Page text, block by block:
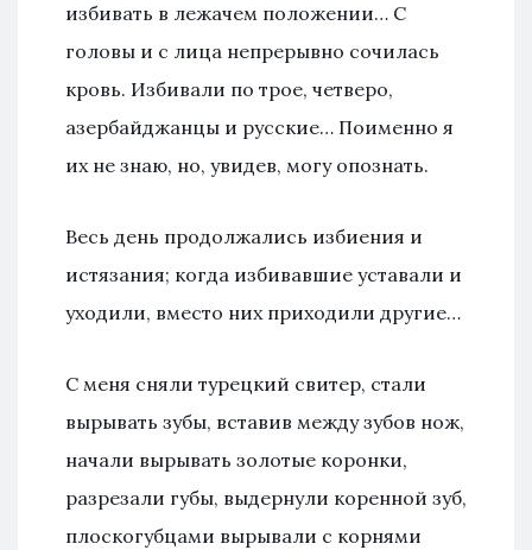
избивать в лежачем положении… С
головы и с лица непрерывно сочилась
кровь. Избивали по трое, четверо,
азербайджанцы и русские… Поименно я
их не знаю, но, увидев, могу опознать.
Весь день продолжались избиения и
истязания; когда избивавшие уставали и
уходили, вместо них приходили другие…
С меня сняли турецкий свитер, стали
вырывать зубы, вставив между зубов нож,
начали вырывать золотые коронки,
разрезали губы, выдернули коренной зуб,
плоскогубцами вырывали с корнями